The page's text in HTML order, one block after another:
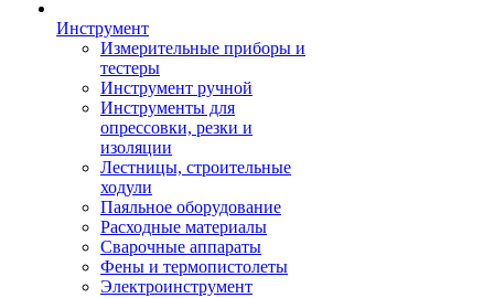
Инструмент
Измерительные приборы и
тестеры
Инструмент ручной
Инструменты для
опрессовки, резки и
изоляции
Лестницы, строительные
ходули
Паяльное оборудование
Расходные материалы
Сварочные аппараты
Фены и термопистолеты
Электроинструмент